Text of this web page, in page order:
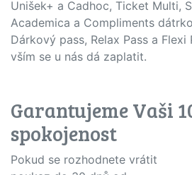
Unišek+ a Cadhoc, Ticket Multi,
Academica a Compliments
Dárkový pass, Relax Pass a Flexi
vším se u nás dá zaplatit.
Garantujeme Vaši
spokojenost
Pokud se rozhodnete vrátit